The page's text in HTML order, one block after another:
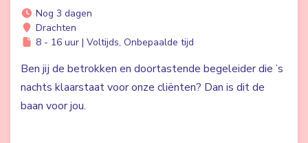
Nog 3 dagen
Drachten
8 - 16 uur | Voltijds, Onbepaalde tijd
Ben jij de betrokken en doortastende begeleider die ’s
nachts klaarstaat voor onze cliënten? Dan is dit de
baan voor jou.